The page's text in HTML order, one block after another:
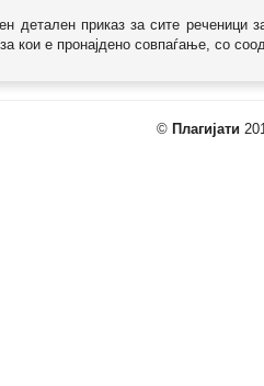
детален приказ за сите реченици
кои е пронајдено совпаѓање, со
© Плагијати